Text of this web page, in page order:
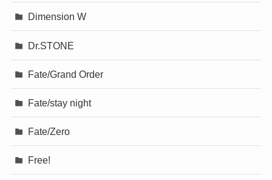
Dimension W
Dr.STONE
Fate/Grand Order
Fate/stay night
Fate/Zero
Free!